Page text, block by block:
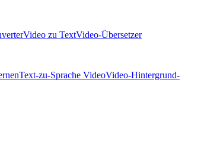
Video zu TextVideo-Übersetzer
Text-zu-Sprache VideoVideo-Hintergrund-